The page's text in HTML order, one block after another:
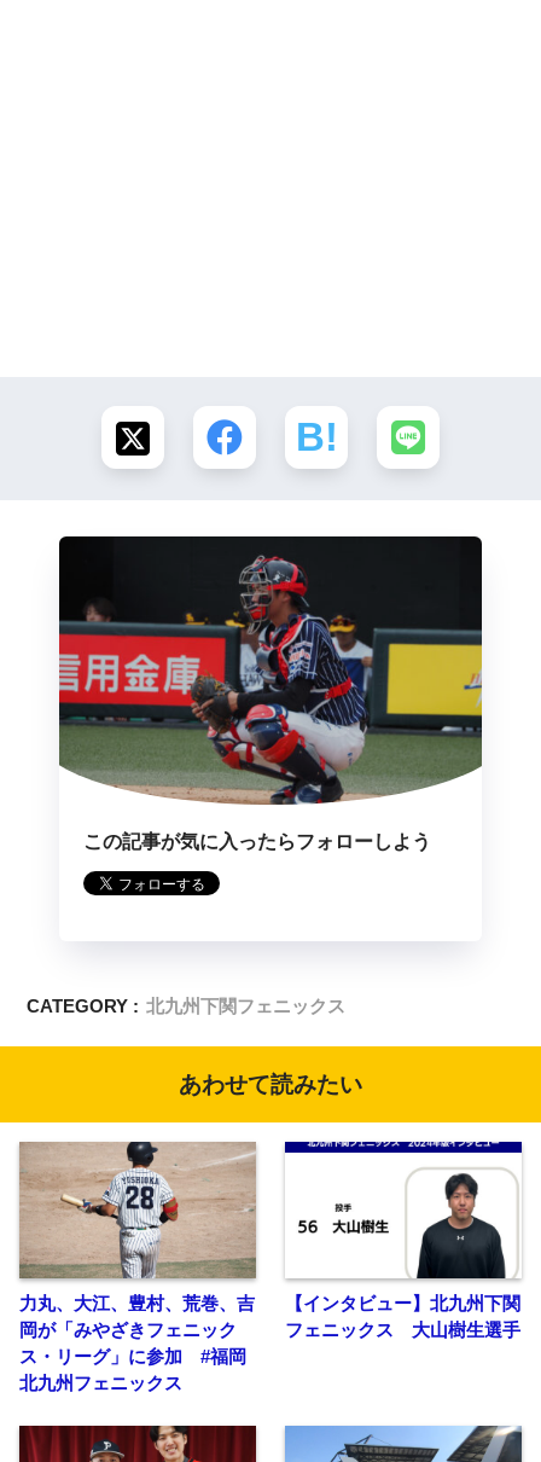
この記事が気に入ったらフォローしよう
CATEGORY : 北九州下関フェニックス
あわせて読みたい
力丸、大江、豊村、荒巻、吉
岡が「みやざきフェニック
ス・リーグ」に参加 #福岡
北九州フェニックス
【インタビュー】北九州下関
フェニックス 大山樹生選手